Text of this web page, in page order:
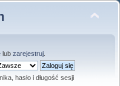
lub zarejestruj.
hasło i długość sesji